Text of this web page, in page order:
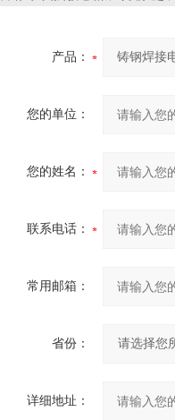
产品：
您的单位：
您的姓名：
联系电话：
常用邮箱：
省份：
详细地址：